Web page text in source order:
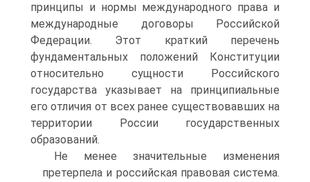
принципы и нормы международного права и
международные договоры Российской
Федерации. Этот краткий перечень
фундаментальных положений Конституции
относительно сущности Российского
государства указывает на принципиальные
его отличия от всех ранее существовавших на
территории России государственных
образований.
Не менее значительные изменения
претерпела и российская правовая система.